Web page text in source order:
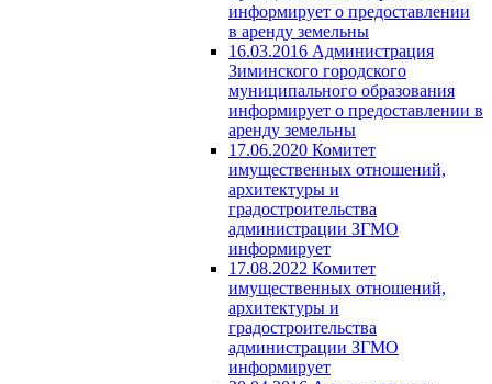
информирует о предоставлении
в аренду земельны
16.03.2016 Администрация
Зиминского городского
муниципального образования
информирует о предоставлении в
аренду земельны
17.06.2020 Комитет
имущественных отношений,
архитектуры и
градостроительства
администрации ЗГМО
информирует
17.08.2022 Комитет
имущественных отношений,
архитектуры и
градостроительства
администрации ЗГМО
информирует